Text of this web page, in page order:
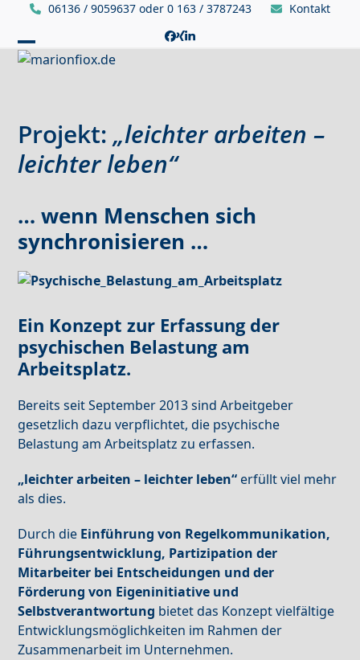
content
06136 / 9059637 oder 0 163 / 3787243 Kontakt
Facebook
XingLinkedIn
Open
Close
Projekt:„leichter arbeiten –
leichter leben“
… wenn Menschen sich
synchronisieren …
Ein Konzept zur Erfassung der
psychischen Belastung am
Arbeitsplatz.
Bereits seit September 2013 sind Arbeitgeber
gesetzlich dazu verpflichtet, die psychische
Belastung am Arbeitsplatz zu erfassen.
„leichter arbeiten – leichter leben“ erfüllt viel mehr
als dies.
Durch die Einführung von Regelkommunikation,
Führungsentwicklung, Partizipation der
Mitarbeiter bei Entscheidungen und der
Förderung von Eigeninitiative und
Selbstverantwortung bietet das Konzept vielfältige
Entwicklungsmöglichkeiten im Rahmen der
Zusammenarbeit im Unternehmen.